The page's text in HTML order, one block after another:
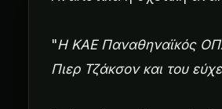
"Η ΚΑΕ Παναθηναϊκός
Πιερ Τζάκσον και του